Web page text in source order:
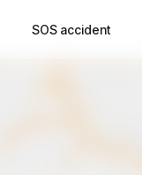
SOS accident